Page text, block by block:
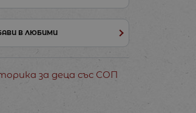
В ЛЮБИМИ
за деца със СОП